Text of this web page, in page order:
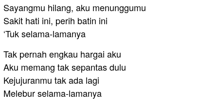
Sayangmu hilang, aku menunggumu
Sakit hati ini, perih batin ini
‘Tuk selama-lamanya
Tak pernah engkau hargai aku
Aku memang tak sepantas dulu
Kejujuranmu tak ada lagi
Melebur selama-lamanya